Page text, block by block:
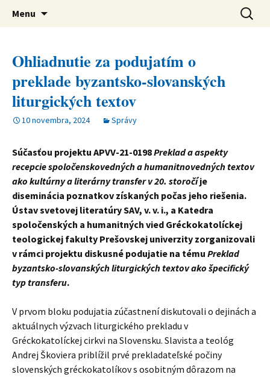
Ústav svetovej literatúry SAV
verejná výskumná inštitúcia
Menu Hľadať:
Ohliadnutie za podujatím o
preklade byzantsko-slovanských
liturgických textov
10 novembra, 2024 Správy
Súčasťou projektu APVV-21-0198Preklad a aspekty
recepcie spoločenskovedných a humanitnovedných textov
ako kultúrny a literárny transfer v 20. storočíje
diseminácia poznatkov získaných počas jeho riešenia.
Ústav svetovej literatúry SAV, v. v. i., a Katedra
spoločenských a humanitných vied Gréckokatolíckej
teologickej fakulty Prešovskej univerzity zorganizovali
v rámci projektu diskusné podujatie na tému Preklad
byzantsko-slovanských liturgických textov ako špecifický
typ transferu.
V prvom bloku podujatia zúčastnení diskutovali o dejinách a
aktuálnych výzvach liturgického prekladu v
Gréckokatolíckej cirkvi na Slovensku. Slavista a teológ
Andrej Škoviera priblížil prvé prekladateľské počiny
slovenských gréckokatolíkov s osobitným dôrazom na